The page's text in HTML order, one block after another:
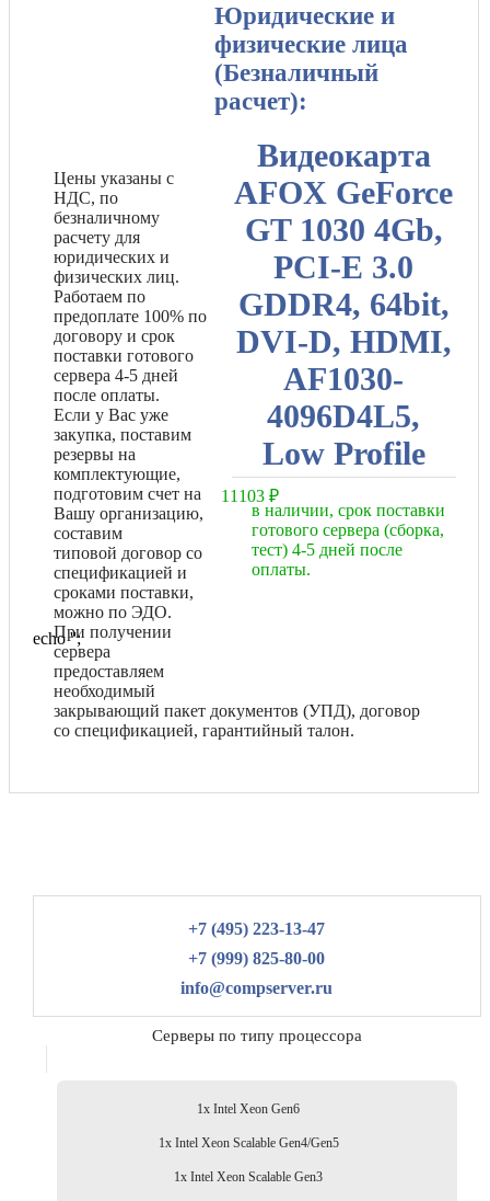
Видеокарта
AFOX GeForce
GT 1030 4Gb,
PCI-E 3.0
GDDR4, 64bit,
DVI-D, HDMI,
AF1030-
4096D4L5,
Low Profile
11103 ₽
в наличии, срок поставки
готового сервера (сборка,
тест) 4-5 дней после
оплаты.
echo '';
Юридические и
физические лица
(Безналичный
расчет):
Цены указаны с
НДС, по
безналичному
расчету для
юридических и
физических лиц.
Работаем по
предоплате 100% по
договору и срок
поставки готового
сервера 4-5 дней
после оплаты.
Если у Вас уже
закупка, поставим
резервы на
комплектующие,
подготовим счет на
Вашу организацию,
составим
типовой договор со
спецификацией и
сроками поставки,
можно по ЭДО.
При получении
сервера
предоставляем
необходимый
закрывающий пакет документов (УПД), договор
со спецификацией, гарантийный талон.
+7 (495) 223-13-47
+7 (999) 825-80-00
info@compserver.ru
Серверы по типу процессора
1x Intel Xeon Gen6
1x Intel Xeon Scalable Gen4/Gen5
1x Intel Xeon Scalable Gen3